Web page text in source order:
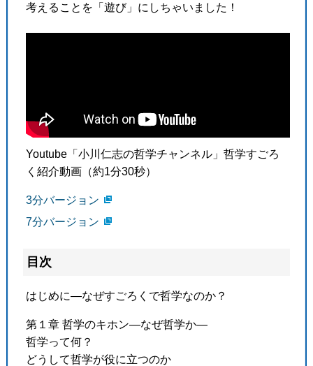
考えることを「遊び」にしちゃいました！
Youtube「小川仁志の哲学チャンネル」哲学すごろ
く紹介動画（約1分30秒）
3分バージョン
7分バージョン
目次
はじめに―なぜすごろくで哲学なのか？
第１章 哲学のキホン―なぜ哲学か―
哲学って何？
どうして哲学が役に立つのか